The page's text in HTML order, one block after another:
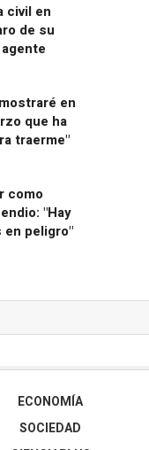
civil en
de su
en
que ha
traerme"
como
"Hay
en peligro"
ECONOMÍA
SOCIEDAD